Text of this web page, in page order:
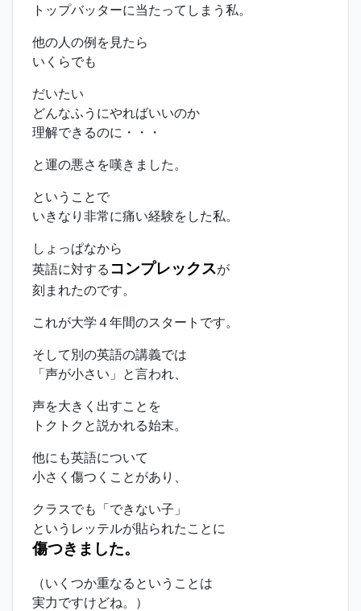
トップバッターに当たってしまう私。
他の人の例を見たら
いくらでも
だいたい
どんなふうにやればいいのか
理解できるのに・・・
と運の悪さを嘆きました。
ということで
いきなり非常に痛い経験をした私。
しょっぱなから
英語に対する コンプレックスが
刻まれたのです。
これが大学４年間のスタートです。
そして別の英語の講義では
「声が小さい」と言われ、
声を大きく出すことを
トクトクと説かれる始末。
他にも英語について
小さく傷つくことがあり、
クラスでも「できない子」
というレッテルが貼られたことに
傷つきました。
（いくつか重なるということは
実力ですけどね。）